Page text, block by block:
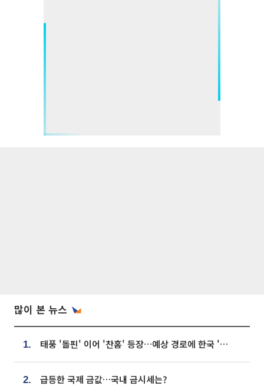
많이 본 뉴스
1. 태풍 '돌핀' 이어 '찬홈' 등장…예상 경로에 한국 '한숨'
2. 급등한 국제 금값…국내 금시세는?